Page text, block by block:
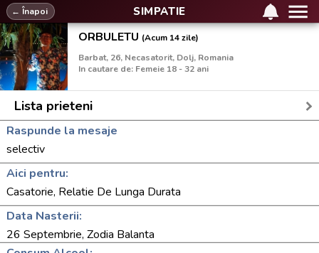
SIMPATIE
← Înapoi
ORBULETU (Acum 14 zile)
Barbat, 26, Necasatorit, Dolj, Romania
In cautare de: Femeie 18 - 32 ani
Lista prieteni
Raspunde la mesaje
selectiv
Aici pentru:
Casatorie, Relatie De Lunga Durata
Data Nasterii:
26 Septembrie, Zodia Balanta